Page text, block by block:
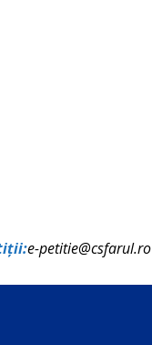
e-petitie@csfarul.ro